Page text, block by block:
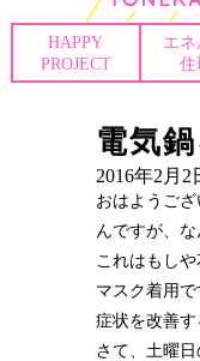
HAPPY
PROJECT
エ
住
電気
2016年2月2
おはようご
んですが、
これはもし
マスク着用
症状を改善す
さて、土曜